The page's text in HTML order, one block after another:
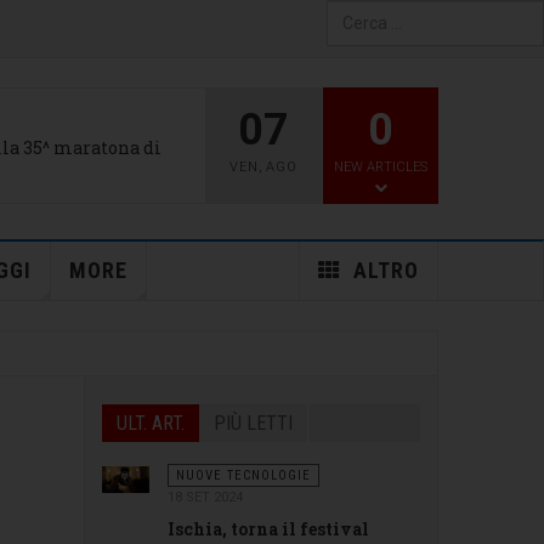
for results.
35^ maratona di
07
VEN , AGO
0
NEW ARTICLES
ALTRO
MORE
ULT. ART. PIÙ LETTI
NUOVE TECNOLOGIE
Ischia, torna il festival